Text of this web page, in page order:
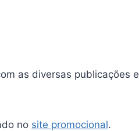
as diversas publicações e
no site promocional.